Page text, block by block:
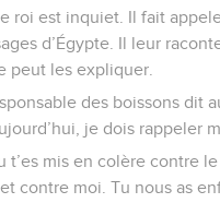
roi est inquiet. Il fait
d’Égypte. Il leur
peut les expliquer.
des boissons dit
je dois rappeler
t’es mis en colère contre
contre moi. Tu nous as